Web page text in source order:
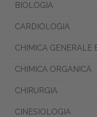
BIOLOGIA
CARDIOLOGIA
CHIMICA GENERALE
CHIMICA ORGANICA
CHIRURGIA
CINESIOLOGIA